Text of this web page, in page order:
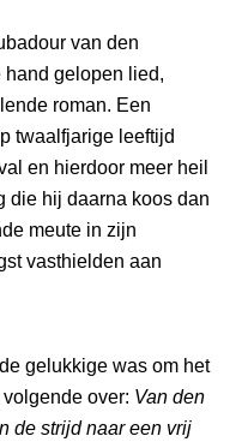
van den
hand gelopen lied,
roman. Een
twaalfjarige leeftijd
en hierdoor meer heil
die hij daarna koos dan
meute in zijn
vasthielden aan
gelukkige was om het
over: Van den
de strijd naar een vrij